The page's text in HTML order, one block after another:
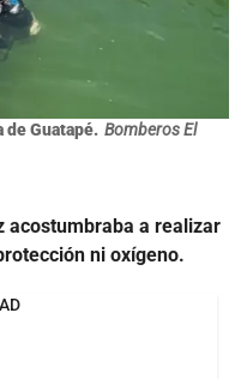
de Guatapé. Bomberos El
acostumbraba a realizar
ni oxígeno.